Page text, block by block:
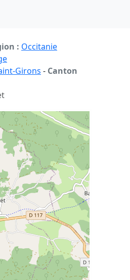
: Occitanie
Girons - Canton